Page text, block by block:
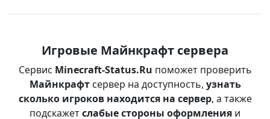
Игровые Майнкрафт сервера
Сервис Minecraft-Status.Ru поможет проверить
Майнкрафтсервер на доступность, узнать
сколько игроков находится на сервер, а также
подскажетслабые стороны оформления и